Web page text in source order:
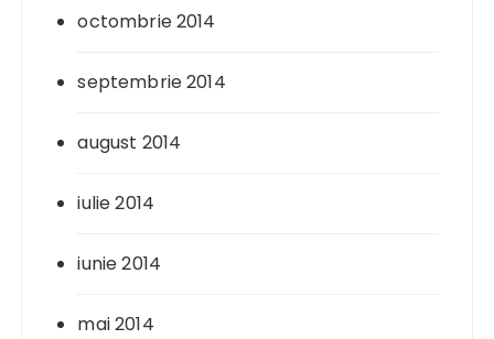
octombrie 2014
septembrie 2014
august 2014
iulie 2014
iunie 2014
mai 2014